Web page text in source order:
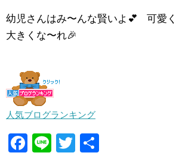
幼児さんはみ〜んな賢いよ💕 可愛
大きくな〜れ🎉
人気ブログランキング
F
Li
T